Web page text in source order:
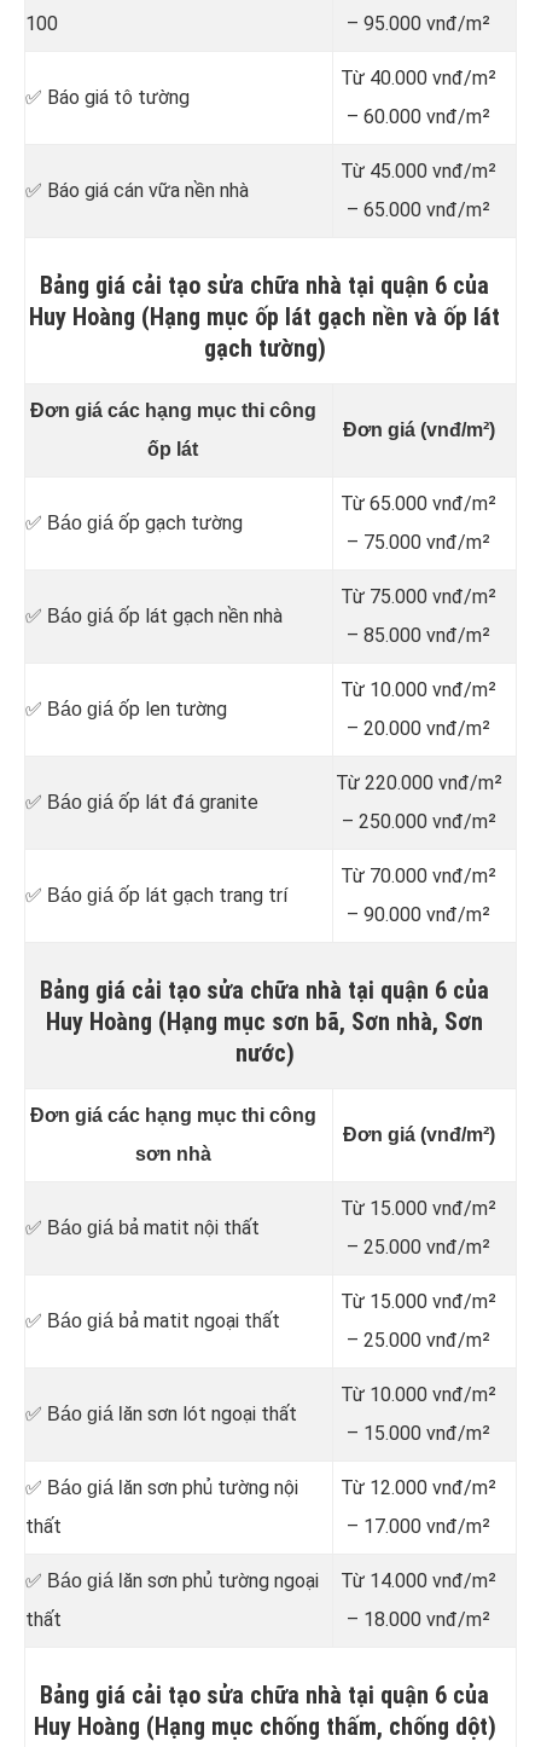
100
– 95.000 vnđ/m²
✅ Báo giá tô tường
Từ 40.000 vnđ/m²
– 60.000 vnđ/m²
✅ Báo giá cán vữa nền nhà
Từ 45.000 vnđ/m²
– 65.000 vnđ/m²
Bảng giá cải tạo sửa chữa nhà tại quận 6 của
Huy Hoàng (Hạng mục ốp lát gạch nền và ốp lát
gạch tường)
Đơn giá các hạng mục thi công
ốp lát
Đơn giá (vnđ/m²)
✅ Báo giá ốp gạch tường
Từ 65.000 vnđ/m²
– 75.000 vnđ/m²
✅ Báo giá ốp lát gạch nền nhà
Từ 75.000 vnđ/m²
– 85.000 vnđ/m²
✅ Báo giá ốp len tường
Từ 10.000 vnđ/m²
– 20.000 vnđ/m²
✅ Báo giá ốp lát đá granite
Từ 220.000 vnđ/m²
– 250.000 vnđ/m²
✅ Báo giá ốp lát gạch trang trí
Từ 70.000 vnđ/m²
– 90.000 vnđ/m²
Bảng giá cải tạo sửa chữa nhà tại quận 6 của
Huy Hoàng (Hạng mục sơn bã, Sơn nhà, Sơn
nước)
Đơn giá các hạng mục thi công
sơn nhà
Đơn giá (vnđ/m²)
✅ Báo giá bả matit nội thất
Từ 15.000 vnđ/m²
– 25.000 vnđ/m²
✅ Báo giá bả matit ngoại thất
Từ 15.000 vnđ/m²
– 25.000 vnđ/m²
✅ Báo giá l ăn sơn lót ngoại thất
Từ 10.000 vnđ/m²
– 15.000 vnđ/m²
✅ Báo giá l ăn sơn phủ tường nội
thất
Từ 12.000 vnđ/m²
– 17.000 vnđ/m²
✅ Báo giá l ăn sơn phủ tường ngoại
thất
Từ 14.000 vnđ/m²
– 18.000 vnđ/m²
Bảng giá cải tạo sửa chữa nhà tại quận 6 của
Huy Hoàng (Hạng mục chống thấm, chống dột)